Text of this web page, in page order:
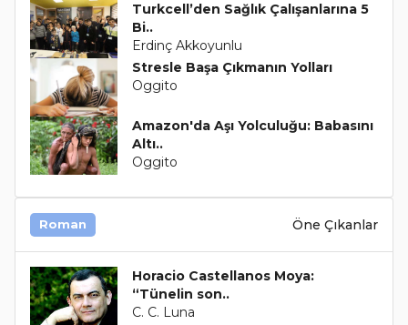
Turkcell’den Sağlık Çalışanlarına 5
Bi..
Erdinç Akkoyunlu
Stresle Başa Çıkmanın Yolları
Oggito
Amazon'da Aşı Yolculuğu: Babasını
Altı..
Oggito
Roman Öne Çıkanlar
Horacio Castellanos Moya:
“Tünelin son..
C. C. Luna